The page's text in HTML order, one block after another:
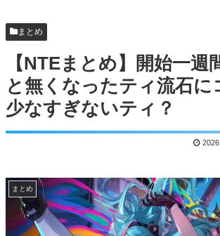
まとめ
【NTEまとめ】開始一週
と無くなったティ流石に
少なすぎないティ？
まとめ